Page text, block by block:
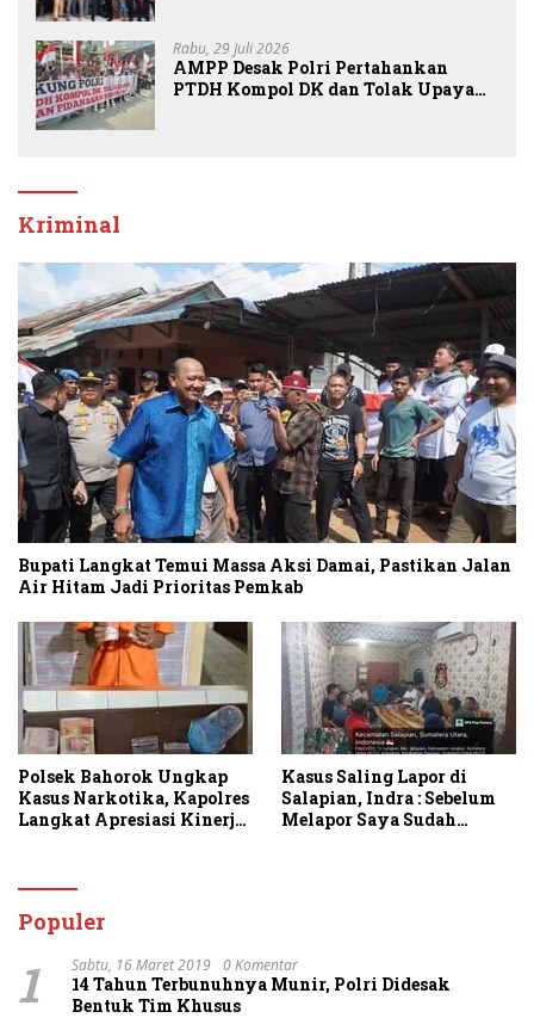
Rabu, 29 Juli 2026
AMPP Desak Polri Pertahankan
PTDH Kompol DK dan Tolak Upaya
Kriminal
Bupati Langkat Temui Massa Aksi Damai, Pastikan Jalan
Air Hitam Jadi Prioritas Pemkab
Polsek Bahorok Ungkap
Kasus Narkotika, Kapolres
Langkat Apresiasi Kinerja
Layanan 110
Kasus Saling Lapor di
Salapian, Indra : Sebelum
Melapor Saya Sudah
Populer
1 Sabtu, 16 Maret 2019 0 Komentar
14 Tahun Terbunuhnya Munir, Polri Didesak
Bentuk Tim Khusus